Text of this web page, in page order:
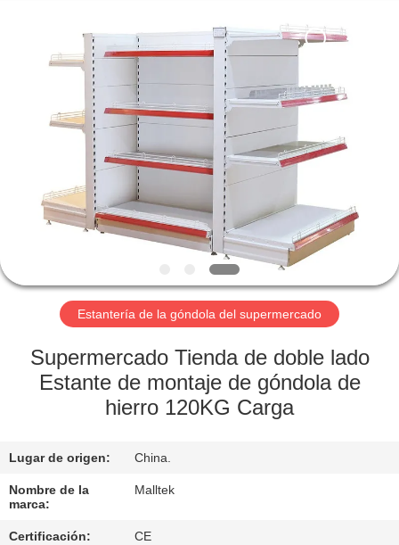
HOGAR
PRODUCTOS
VIDEOS
SOBRE
NOSOTROS
VIAJE
CONTROL
Estantería de la góndola del supermercado
Supermercado Tienda de doble lado
Estante de montaje de góndola de
hierro 120KG Carga
Lugar de origen: China.
Nombre de la
marca:
Malltek
Certificación: CE